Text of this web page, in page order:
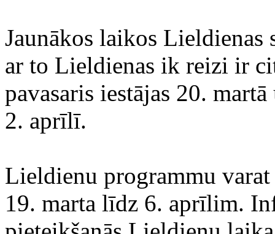
Jaunākos laikos Lieldienas
ar to Lieldienas ik reizi ir
pavasaris iestājas 20.
2. aprīlī.
Lieldienu programmu
19. marta līdz 6. aprīlim.